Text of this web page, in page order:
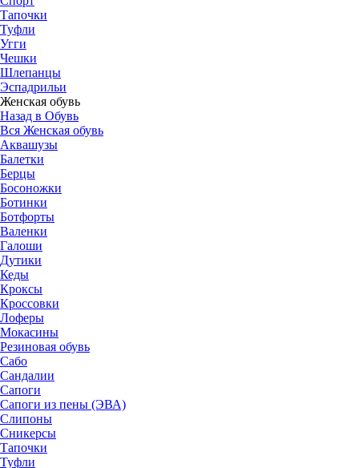
Тапочки
Туфли
Угги
Чешки
Шлепанцы
Эспадрильи
Женская обувь
Назад в Обувь
Вся Женская обувь
Аквашузы
Балетки
Берцы
Босоножки
Ботинки
Ботфорты
Валенки
Галоши
Дутики
Кеды
Кроксы
Кроссовки
Лоферы
Мокасины
Резиновая обувь
Сабо
Сандалии
Сапоги
Сапоги из пены (ЭВА)
Слипоны
Сникерсы
Тапочки
Туфли